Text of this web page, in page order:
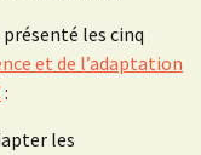
les cinq
et de l’adaptation
:
les